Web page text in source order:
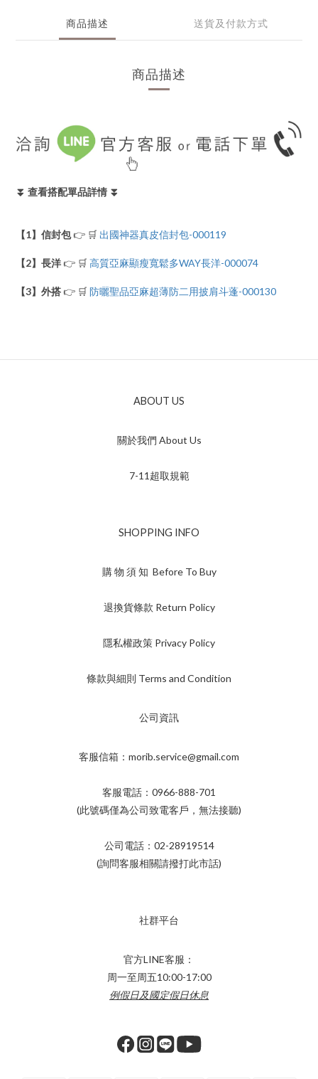
商品描述 送貨及付款方式
商品描述
⏬ 查看搭配單品詳情 ⏬
【1】信封包👉 🛒 出國神器真皮信封包-000119
【2】長洋👉 🛒 高質亞麻顯瘦寬鬆多WAY長洋-000074
【3】 外搭👉 🛒 防曬聖品亞麻超薄防二用披肩斗蓬-000130
ABOUT US
關於我們 About Us
7-11超取規範
SHOPPING INFO
購 物 須 知 Before To Buy
退換貨條款 Return Policy
隱私權政策 Privacy Policy
條款與細則 Terms and Condition
公司資訊
客服信箱：morib.service@gmail.com
客服電話：0966-888-701
(此號碼僅為公司致電客戶，無法接聽)
公司電話：02-28919514
(詢問客服相關請撥打此市話)
社群平台
官方LINE客服：
周一至周五10:00-17:00
例假日及國定假日休息